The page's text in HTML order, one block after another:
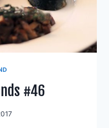
#46